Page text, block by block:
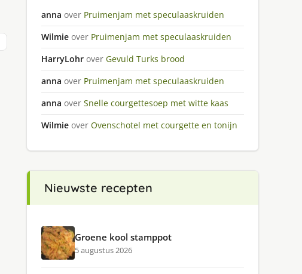
anna over Pruimenjam met speculaaskruiden
Wilmie over Pruimenjam met speculaaskruiden
HarryLohr over Gevuld Turks brood
anna over Pruimenjam met speculaaskruiden
anna over Snelle courgettesoep met witte kaas
Wilmie over Ovenschotel met courgette en tonijn
Nieuwste recepten
Groene kool stamppot
5 augustus 2026